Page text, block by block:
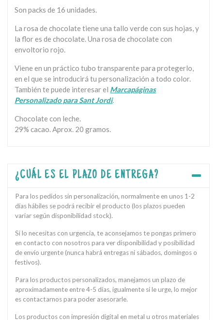
Son packs de 16 unidades.
La rosa de chocolate tiene una tallo verde con sus hojas, y
la flor es de chocolate. Una rosa de chocolate con
envoltorio rojo.
Viene en un práctico tubo transparente para protegerlo,
en el que se introducirá tu personalización a todo color.
También te puede interesar el Marcapáginas
Personalizado para Sant Jordi.
Chocolate con leche.
29% cacao. Aprox. 20 gramos.
¿CUÁL ES EL PLAZO DE ENTREGA?
Para los pedidos sin personalización, normalmente en unos 1-2
días hábiles se podrá recibir el producto (los plazos pueden
variar según disponibilidad stock).
Si lo necesitas con urgencia, te aconsejamos te pongas primero
en contacto con nosotros para ver disponibilidad y posibilidad
de envío urgente (nunca habrá entregas ni sábados, domingos o
festivos).
Para los productos personalizados, manejamos un plazo de
aproximadamente entre 4-5 días, igualmente si le urge, lo mejor
es contactarnos para poder asesorarle.
Los productos con impresión digital en metal u otros materiales